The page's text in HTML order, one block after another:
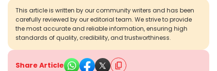
This article is written by our community writers and has been
carefully reviewed by our editorial team. We strive to provide
the most accurate and reliable information, ensuring high
standards of quality, credibility, and trustworthiness.
Share Article